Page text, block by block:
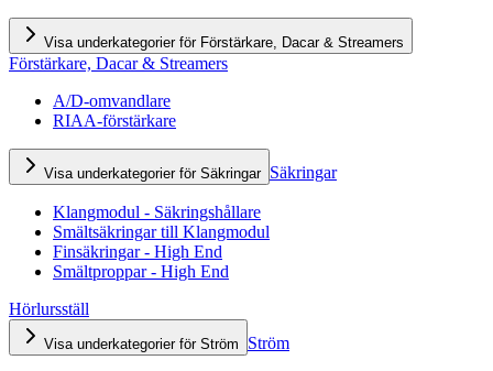
Visa underkategorier för Förstärkare, Dacar & Streamers
Förstärkare, Dacar & Streamers
A/D-omvandlare
RIAA-förstärkare
Visa underkategorier för Säkringar Säkringar
Klangmodul - Säkringshållare
Smältsäkringar till Klangmodul
Finsäkringar - High End
Smältproppar - High End
Hörlursställ
Visa underkategorier för Ström Ström